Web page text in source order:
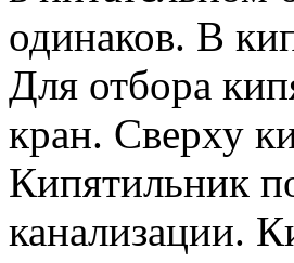
одинаков. В
Для отбора
кран. Сверху
Кипятильник
канализации.